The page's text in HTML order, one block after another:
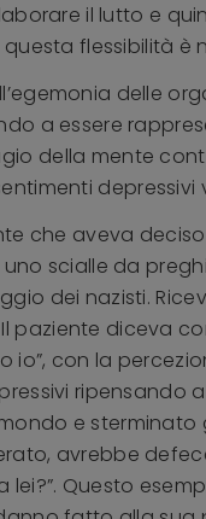
il lutto e
questa flessibilità
delle
a essere
della mente
depressivi
che aveva
scialle da
dei nazisti.
paziente diceva
io”, con la
e
avrebbe
lei?”. Questo